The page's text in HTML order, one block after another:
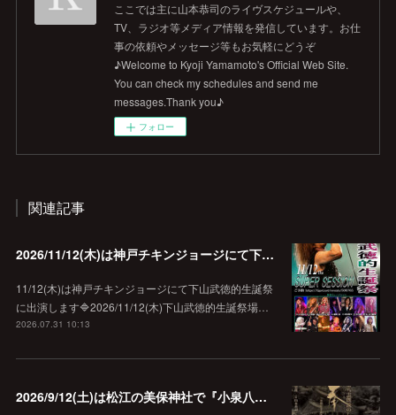
ここでは主に山本恭司のライヴスケジュールや、
TV、ラジオ等メディア情報を発信しています。お仕
事の依頼やメッセージ等もお気軽にどうぞ
♪Welcome to Kyoji Yamamoto's Official Web Site.
You can check my schedules and send me
messages.Thank you♪
フォロー
関連記事
2026/11/12(木)は神戸チキンジョージにて下山武徳的生誕祭に出演します♪
11/12(木)は神戸チキンジョージにて下山武徳的生誕祭
に出演します🔷2026/11/12(木)下山武徳的生誕祭場…
2026.07.31 10:13
2026/9/12(土)は松江の美保神社で『小泉八雲朗読のしらべ』